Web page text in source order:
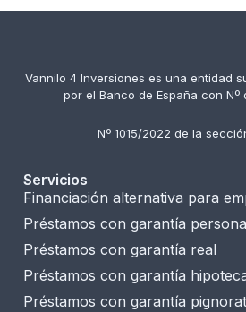
Vannilo 4 Inversiones es una entidad
por el Banco de España con Nº
Nº 1015/2022 de la
Servicios
Financiación alternativa para
Préstamos con garantía
Préstamos con garantía real
Préstamos con garantía
Préstamos con garantía